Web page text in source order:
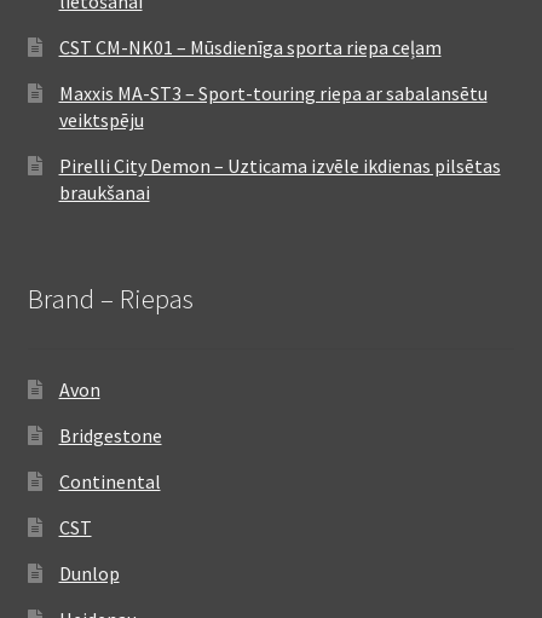
CST CM-NK01 – Mūsdienīga sporta riepa ceļam
Maxxis MA-ST3 – Sport-touring riepa ar sabalansētu
veiktspēju
Pirelli City Demon – Uzticama izvēle ikdienas pilsētas
braukšanai
Brand – Riepas
Avon
Bridgestone
Continental
CST
Dunlop